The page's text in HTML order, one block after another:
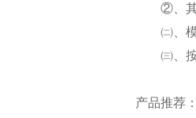
②、其他
㈡、模
㈢、按
产品推荐